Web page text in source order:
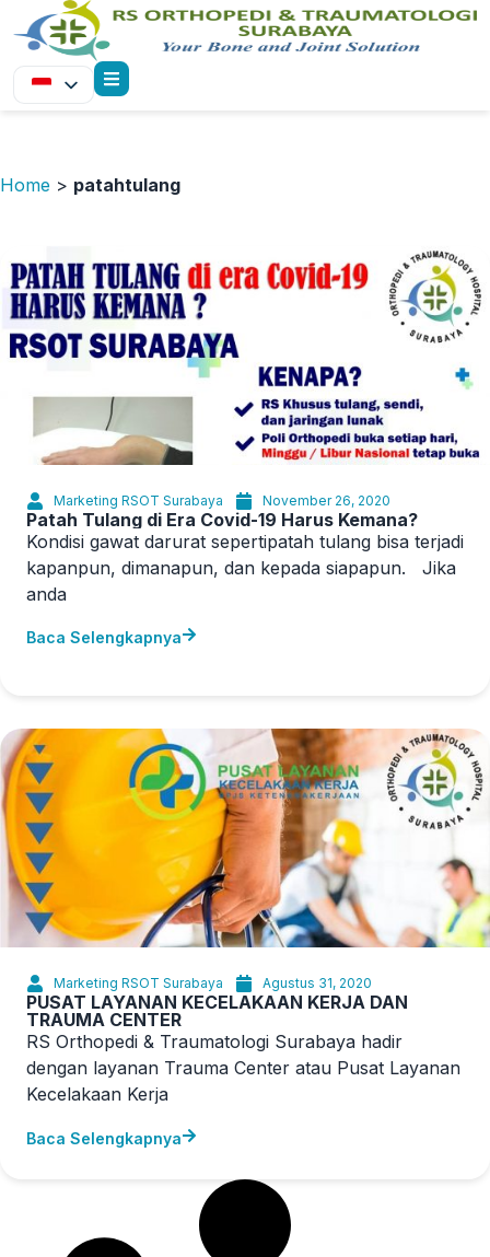
Home > patahtulang
Marketing RSOT Surabaya November 26, 2020
Patah Tulang di Era Covid-19 Harus Kemana?
Kondisi gawat darurat sepertipatah tulang bisa terjadi
kapanpun, dimanapun, dan kepada siapapun. Jika
anda
Baca Selengkapnya
Marketing RSOT Surabaya Agustus 31, 2020
PUSAT LAYANAN KECELAKAAN KERJA DAN
TRAUMA CENTER
RS Orthopedi & Traumatologi Surabaya hadir
dengan layanan Trauma Center atau Pusat Layanan
Kecelakaan Kerja
Baca Selengkapnya